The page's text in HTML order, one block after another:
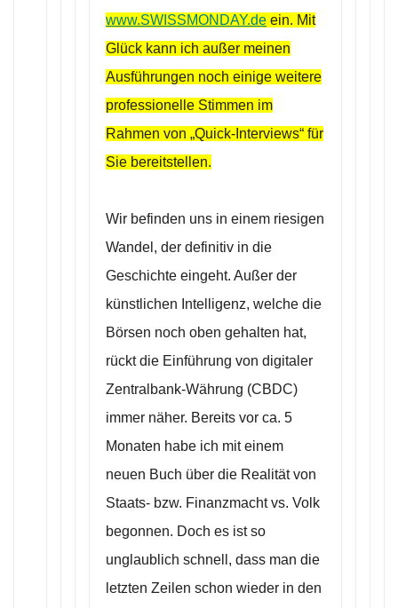
www.SWISSMONDAY.de ein. Mit
Glück kann ich außer meinen
Ausführungen noch einige weitere
professionelle Stimmen im
Rahmen von „Quick-Interviews“ für
Sie bereitstellen.
Wir befinden uns in einem riesigen
Wandel, der definitiv in die
Geschichte eingeht. Außer der
künstlichen Intelligenz, welche die
Börsen noch oben gehalten hat,
rückt die Einführung von digitaler
Zentralbank-Währung (CBDC)
immer näher. Bereits vor ca. 5
Monaten habe ich mit einem
neuen Buch über die Realität von
Staats- bzw. Finanzmacht vs. Volk
begonnen. Doch es ist so
unglaublich schnell, dass man die
letzten Zeilen schon wieder in den